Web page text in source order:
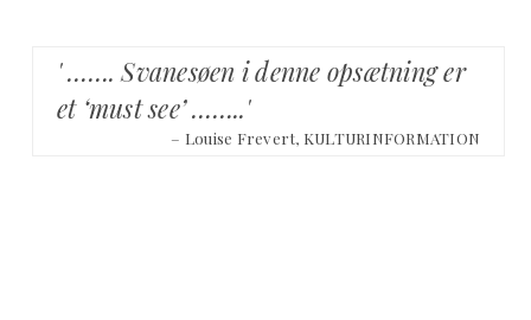
' ……. Svanesøen i denne opsætning er
et ‘must see’ ……..'
– Louise Frevert, KULTURINFORMATION